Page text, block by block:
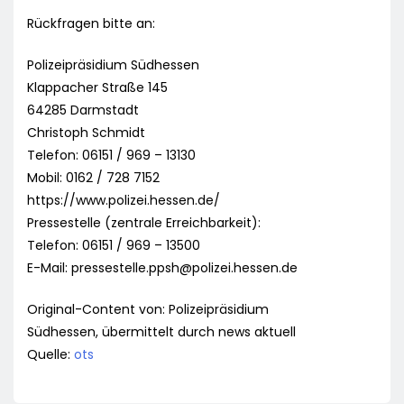
Rückfragen bitte an:
Polizeipräsidium Südhessen
Klappacher Straße 145
64285 Darmstadt
Christoph Schmidt
Telefon: 06151 / 969 – 13130
Mobil: 0162 / 728 7152
https://www.polizei.hessen.de/
Pressestelle (zentrale Erreichbarkeit):
Telefon: 06151 / 969 – 13500
E-Mail: pressestelle.ppsh@polizei.hessen.de
Original-Content von: Polizeipräsidium
Südhessen, übermittelt durch news aktuell
Quelle: ots